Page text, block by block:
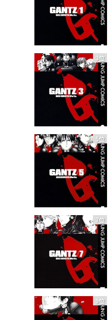
3位
5位
7位
9位